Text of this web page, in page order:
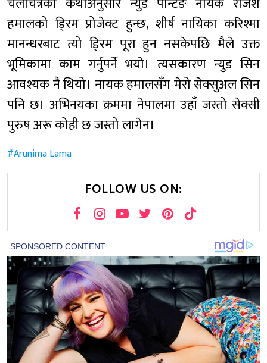
हमालको डि्रम प्रोजेक्ट हुन्छ, शीर्ष नायिका करिश्मा
मानन्धरबाट त्यो डि्रम पूरा हुन नसकेपछि मैले उक्त
भूमिकामा काम गर्नुपर्ने भयो। त्यसकारण न्युड सिन
आवश्यक नै थियो। नायक हमालसँग मेरो सेक्सुअल सिन
पनि छ। अभिनयका क्रममा नेपालमा उहाँ जस्तो सेक्सी
पुरुष अरू कोही छ जस्तो लागेन।
Arunima Lama
FOLLOW US ON: